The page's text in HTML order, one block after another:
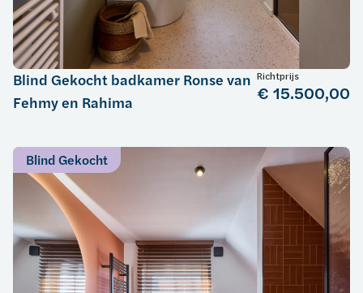
Blind Gekocht badkamer Ronse van
Fehmy en Rahima
Richtprijs
€ 15.500,00
Blind Gekocht